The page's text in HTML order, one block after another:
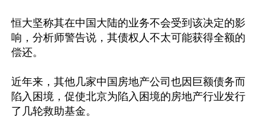
恒大坚称其在中国大陆的业务不会受到该决定的影
响，分析师警告说，其债权人不太可能获得全额的
偿还。
近年来，其他几家中国房地产公司也因巨额债务而
陷入困境，促使北京为陷入困境的房地产行业发行
了几轮救助基金。